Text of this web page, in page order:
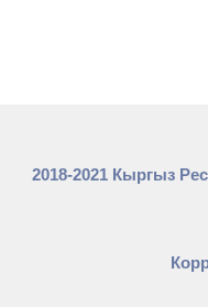
2018-2021 Кыргыз